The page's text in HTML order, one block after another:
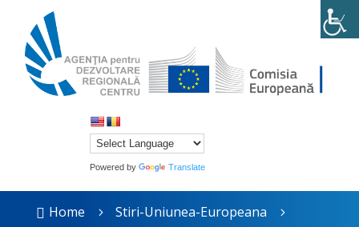
Powered by Translate
 Home 5 Stiri-Uniunea-Europeana 5